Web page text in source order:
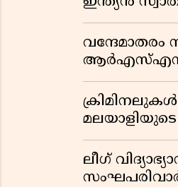
ആർഎസ്എസ്
ലീഗ്